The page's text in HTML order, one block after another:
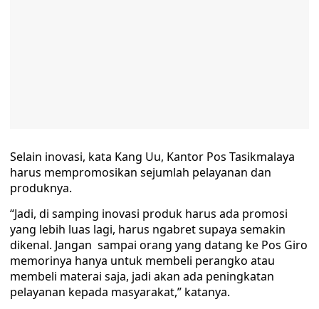
Selain inovasi, kata Kang Uu, Kantor Pos Tasikmalaya
harus mempromosikan sejumlah pelayanan dan
produknya.
“Jadi, di samping inovasi produk harus ada promosi
yang lebih luas lagi, harus ngabret supaya semakin
dikenal. Jangan sampai orang yang datang ke Pos Giro
memorinya hanya untuk membeli perangko atau
membeli materai saja, jadi akan ada peningkatan
pelayanan kepada masyarakat,” katanya.